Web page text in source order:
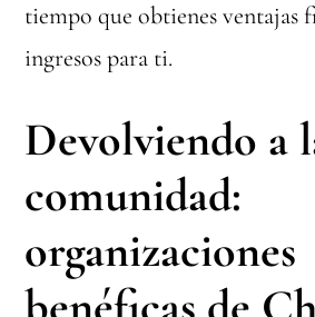
tiempo que obtienes ventajas
ingresos para ti.
Devolviendo a
comunidad:
organizaciones